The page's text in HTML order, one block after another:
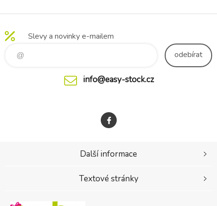
Slevy a novinky e-mailem
odebírat
info@easy-stock.cz
Další informace
Textové stránky